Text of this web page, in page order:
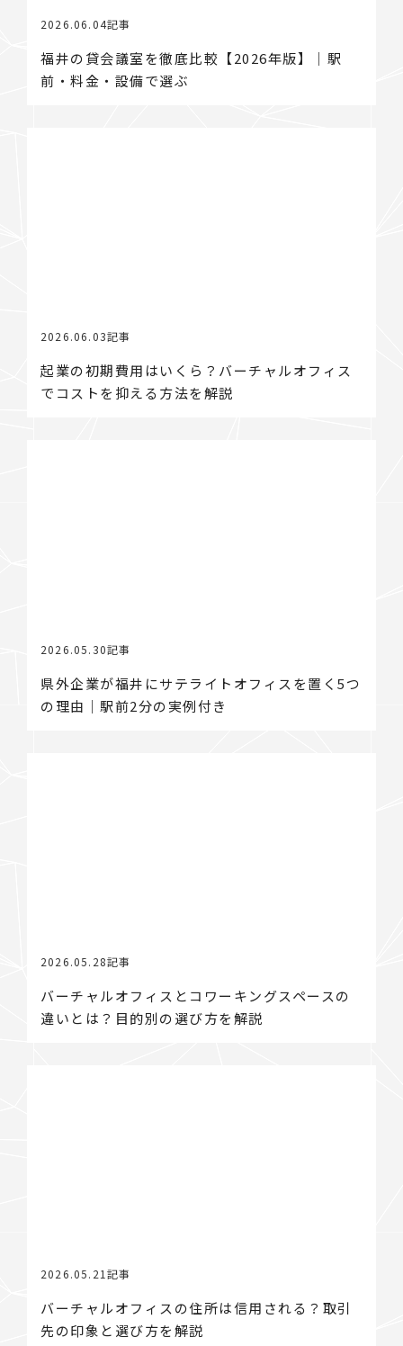
2026.06.04記事
福井の貸会議室を徹底比較【2026年版】｜駅
前・料金・設備で選ぶ
2026.06.03記事
起業の初期費用はいくら？バーチャルオフィス
でコストを抑える方法を解説
2026.05.30記事
県外企業が福井にサテライトオフィスを置く5つ
の理由｜駅前2分の実例付き
2026.05.28記事
バーチャルオフィスとコワーキングスペースの
違いとは？目的別の選び方を解説
2026.05.21 記事
バーチャルオフィスの住所は信用される？取引
先の印象と選び方を解説